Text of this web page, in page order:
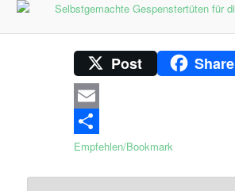
Post Share
Email
Empfehlen/Bookmark